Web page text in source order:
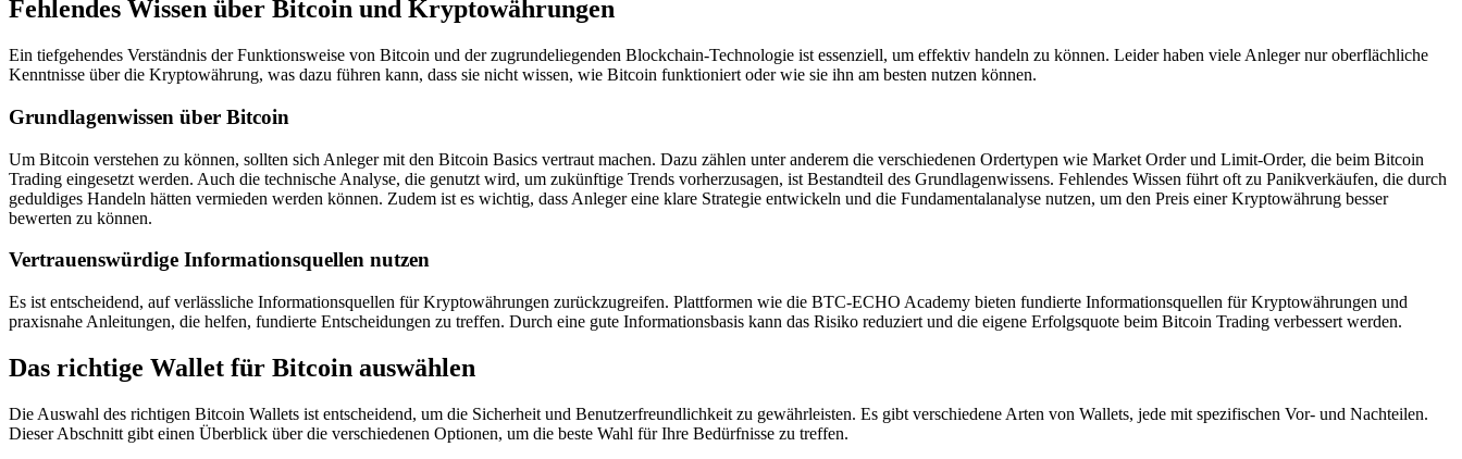
Fehlendes Wissen über Bitcoin und Kryptowährungen
Ein tiefgehendes Verständnis der Funktionsweise von Bitcoin und der zugrundeliegenden Blockchain-Technologie ist essenziell, um effektiv handeln zu können. Leider haben viele Anleger nur oberflächliche
Kenntnisse über die Kryptowährung, was dazu führen kann, dass sie nicht wissen, wie Bitcoin funktioniert oder wie sie ihn am besten nutzen können.
Grundlagenwissen über Bitcoin
Um Bitcoin verstehen zu können, sollten sich Anleger mit den Bitcoin Basics vertraut machen. Dazu zählen unter anderem die verschiedenen Ordertypen wie Market Order und Limit-Order, die beim Bitcoin
Trading eingesetzt werden. Auch die technische Analyse, die genutzt wird, um zukünftige Trends vorherzusagen, ist Bestandteil des Grundlagenwissens. Fehlendes Wissen führt oft zu Panikverkäufen, die durch
geduldiges Handeln hätten vermieden werden können. Zudem ist es wichtig, dass Anleger eine klare Strategie entwickeln und die Fundamentalanalyse nutzen, um den Preis einer Kryptowährung besser
bewerten zu können.
Vertrauenswürdige Informationsquellen nutzen
Es ist entscheidend, auf verlässliche Informationsquellen für Kryptowährungen zurückzugreifen. Plattformen wie die BTC-ECHO Academy bieten fundierte Informationsquellen für Kryptowährungen und
praxisnahe Anleitungen, die helfen, fundierte Entscheidungen zu treffen. Durch eine gute Informationsbasis kann das Risiko reduziert und die eigene Erfolgsquote beim Bitcoin Trading verbessert werden.
Das richtige Wallet für Bitcoin auswählen
Die Auswahl des richtigen Bitcoin Wallets ist entscheidend, um die Sicherheit und Benutzerfreundlichkeit zu gewährleisten. Es gibt verschiedene Arten von Wallets, jede mit spezifischen Vor- und Nachteilen.
Dieser Abschnitt gibt einen Überblick über die verschiedenen Optionen, um die beste Wahl für Ihre Bedürfnisse zu treffen.